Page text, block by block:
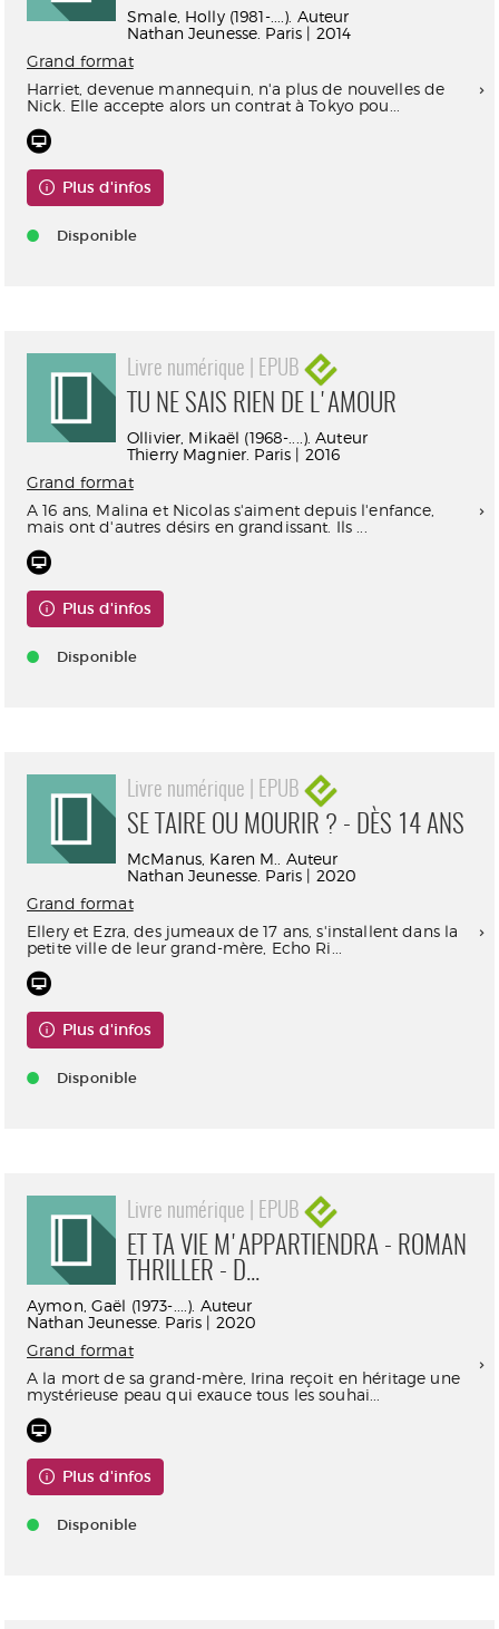
Smale, Holly (1981-....). Auteur
Nathan Jeunesse. Paris | 2014
Grand format
Harriet, devenue mannequin, n'a plus de nouvelles de
Nick. Elle accepte alors un contrat à Tokyo pou...
Plus d'infos
Disponible
Livre numérique | EPUB
TU NE SAIS RIEN DE L'AMOUR
Ollivier, Mikaël (1968-....). Auteur
Thierry Magnier. Paris | 2016
Grand format
A 16 ans, Malina et Nicolas s'aiment depuis l'enfance,
mais ont d'autres désirs en grandissant. Ils ...
Plus d'infos
Disponible
Livre numérique | EPUB
SE TAIRE OU MOURIR ? - DÈS 14 ANS
McManus, Karen M.. Auteur
Nathan Jeunesse. Paris | 2020
Grand format
Ellery et Ezra, des jumeaux de 17 ans, s'installent dans la
petite ville de leur grand-mère, Echo Ri...
Plus d'infos
Disponible
Livre numérique | EPUB
ET TA VIE M'APPARTIENDRA - ROMAN
THRILLER - D...
Aymon, Gaël (1973-....). Auteur
Nathan Jeunesse. Paris | 2020
Grand format
A la mort de sa grand-mère, Irina reçoit en héritage une
mystérieuse peau qui exauce tous les souhai...
Plus d'infos
Disponible